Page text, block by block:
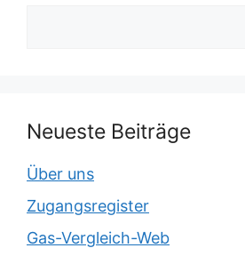
Neueste Beiträge
Über uns
Zugangsregister
Gas-Vergleich-Web